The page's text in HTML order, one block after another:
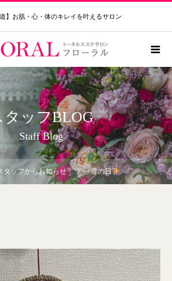
】お肌・心・体のキレイを叶えるサロン
タッフBLOG
Staff Blog
タッフからお知らせ 母の日